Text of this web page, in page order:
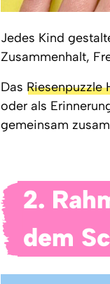
Jedes Kind
Zusammenhalt,
Das Riesenpuzzle
oder als
gemeinsam
2.
dem